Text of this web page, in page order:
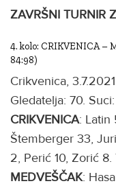
ZAVRŠNI TURNIR
4. kolo: CRIKVENICA –
84:98)
Crikvenica,
Gledatelja: 70.
CRIKVENICA: Latin
Štemberger 33,
2, Perić 10, Zorić
MEDVEŠČAK: